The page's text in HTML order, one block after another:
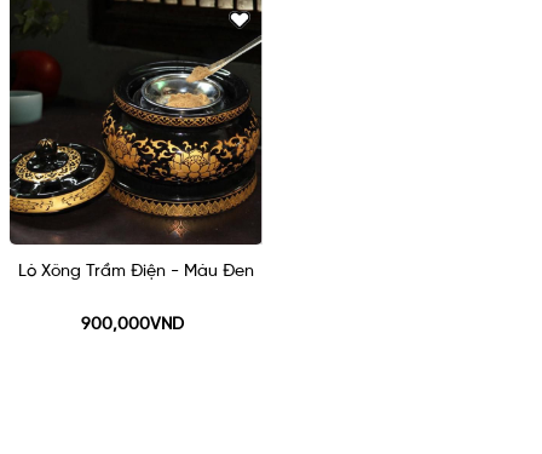
Lò Xông Trầm Điện - Màu Đen
900,000VND